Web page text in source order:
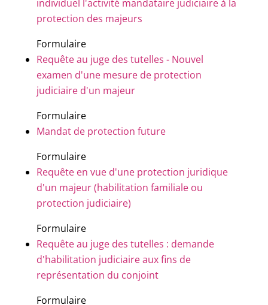
individuel l'activité mandataire judiciaire à la
protection des majeurs
Formulaire
Requête au juge des tutelles - Nouvel
examen d'une mesure de protection
judiciaire d'un majeur
Formulaire
Mandat de protection future
Formulaire
Requête en vue d'une protection juridique
d'un majeur (habilitation familiale ou
protection judiciaire)
Formulaire
Requête au juge des tutelles : demande
d'habilitation judiciaire aux fins de
représentation du conjoint
Formulaire